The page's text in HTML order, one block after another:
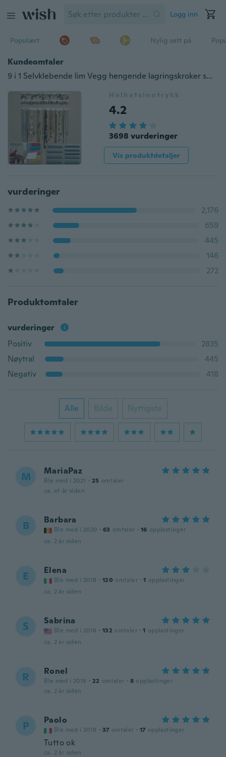
Logg inn
Populært Nylig sett på
Kundeomtaler
9 i 1 Selvklebende lim Vegg hengende lagringskroker smykker Display Organizer halskjede henger
Helhetsinntrykk
4.2
3698 vurderinger
Vis produktdetaljer
vurderinger
2,176
659
445
146
272
Produktomtaler
vurderinger
Positiv
2835
Nøytral
445
Negativ
418
Alle Bilde Nyttigste
M MariaPaz
Ble med i 2021 · 25 omtaler
ca. et år siden
B Barbara
Ble med i 2020 · 63 omtaler · 16 opplastinger
ca. 2 år siden
E Elena
Ble med i 2018 · 120 omtaler · 1 opplastinger
ca. 2 år siden
S Sabrina
Ble med i 2018 · 132 omtaler · 1 opplastinger
ca. 2 år siden
R Ronel
Ble med i 2018 · 22 omtaler · 8 opplastinger
ca. 2 år siden
P Paolo
Ble med i 2018 · 37 omtaler · 17 opplastinger
Tutto ok
ca. 2 år siden